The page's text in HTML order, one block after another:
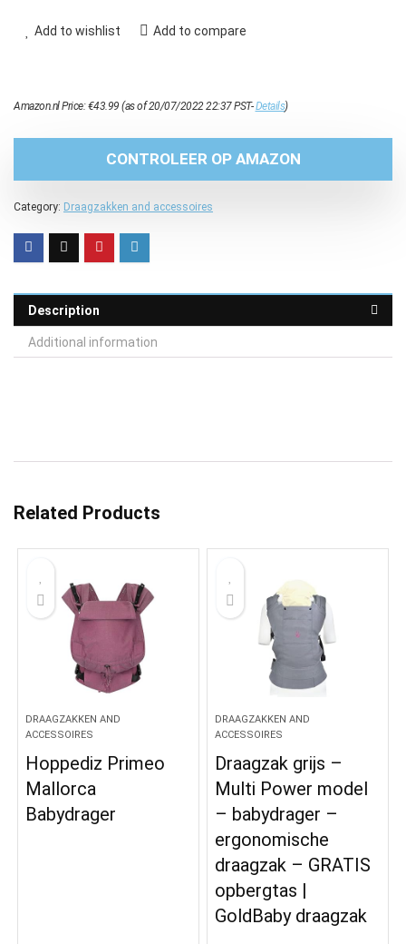
Add to wishlist Add to compare
Amazon.nl Price:€43.99 (as of 20/07/2022 22:37 PST-Details)
CONTROLEER OP AMAZON
Category: Draagzakken and accessoires
Description
Additional information
Related Products
DRAAGZAKKEN AND
ACCESSOIRES
Hoppediz Primeo
Mallorca
Babydrager
DRAAGZAKKEN AND
ACCESSOIRES
Draagzak grijs –
Multi Power model
– babydrager –
ergonomische
draagzak – GRATIS
opbergtas |
GoldBaby draagzak